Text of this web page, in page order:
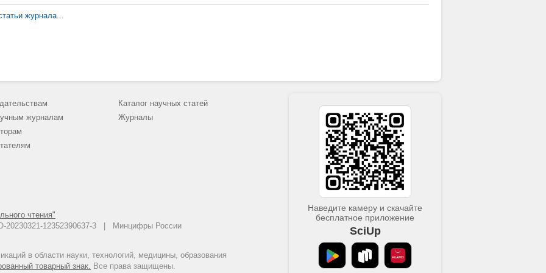
обеспечения и контроля за состоянием безопасности судоходства к управлению этим состоянием.
журнала...
чтения"
20230321-12352390637-3 | Минцифры России
в области науки, технологий, медицины, образования
товарный знак. Все права защищены.
журналам
Каталог научных статей
Журналы
Наведите камеру и скачайте
бесплатное приложение
SciUp